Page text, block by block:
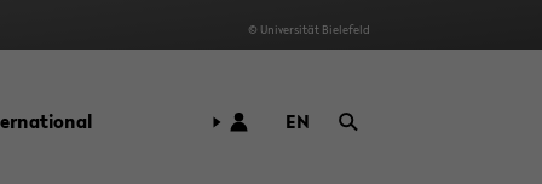
EN
ZUR
© Uni­ver­si­tät Bie­le­feld